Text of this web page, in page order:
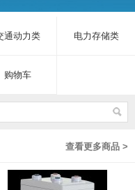
通动力类 电力存储类
购物车
查看更多商品 >